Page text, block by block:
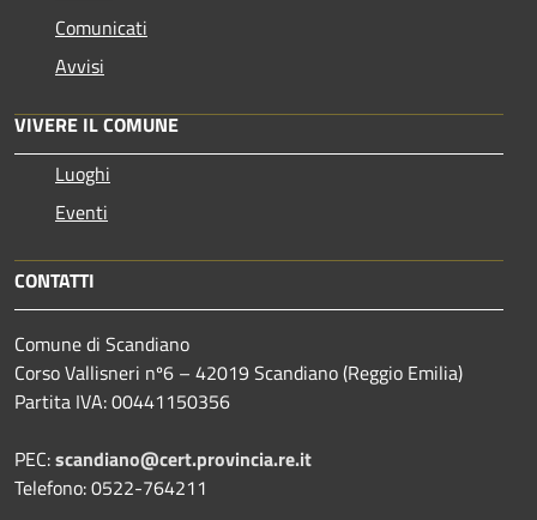
Comunicati
Avvisi
VIVERE IL COMUNE
Luoghi
Eventi
CONTATTI
Comune di Scandiano
Corso Vallisneri nº6 – 42019 Scandiano (Reggio Emilia)
Partita IVA: 00441150356
PEC:scandiano@cert.provincia.re.it
Telefono: 0522-764211